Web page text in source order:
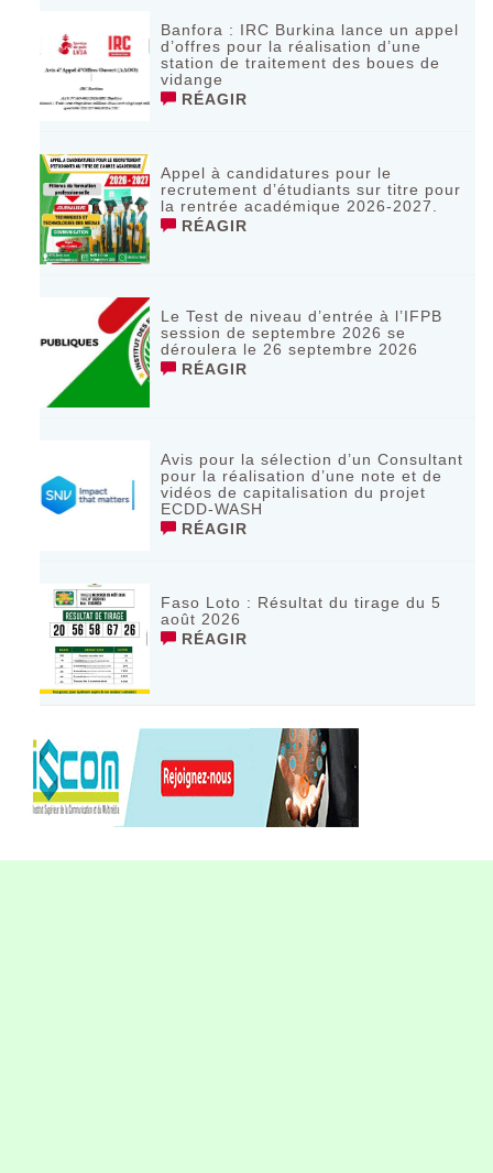
Banfora : IRC Burkina lance un appel
d’offres pour la réalisation d’une
station de traitement des boues de
vidange
RÉAGIR
Appel à candidatures pour le
recrutement d’étudiants sur titre pour
la rentrée académique 2026-2027.
RÉAGIR
Le Test de niveau d’entrée à l’IFPB
session de septembre 2026 se
déroulera le 26 septembre 2026
RÉAGIR
Avis pour la sélection d’un Consultant
pour la réalisation d’une note et de
vidéos de capitalisation du projet
ECDD-WASH
RÉAGIR
Faso Loto : Résultat du tirage du 5
août 2026
RÉAGIR